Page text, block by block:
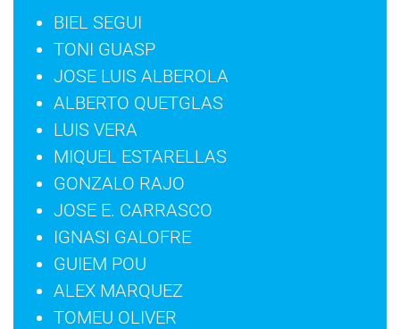
BIEL SEGUI
TONI GUASP
JOSE LUIS ALBEROLA
ALBERTO QUETGLAS
LUIS VERA
MIQUEL ESTARELLAS
GONZALO RAJO
JOSE E. CARRASCO
IGNASI GALOFRE
GUIEM POU
ALEX MARQUEZ
TOMEU OLIVER